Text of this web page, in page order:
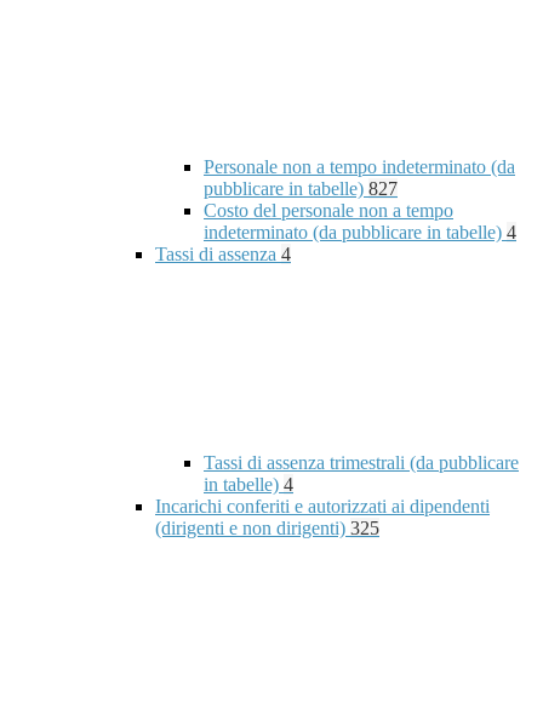
Personale non a tempo indeterminato (da
pubblicare in tabelle) 827
Costo del personale non a tempo
indeterminato (da pubblicare in tabelle) 4
Tassi di assenza 4
Tassi di assenza trimestrali (da pubblicare
in tabelle) 4
Incarichi conferiti e autorizzati ai dipendenti
(dirigenti e non dirigenti) 325